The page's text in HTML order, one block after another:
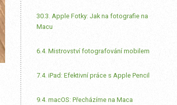
30.3. Apple Fotky: Jak na fotografie na
Macu
6.4. Mistrovství fotografování mobilem
7.4. iPad: Efektivní práce s Apple Pencil
9.4. macOS: Přecházíme na Maca